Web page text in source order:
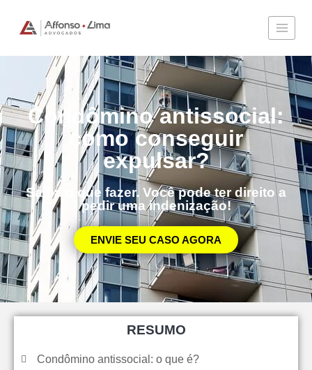
Condômino antissocial:
como conseguir
expulsar?
Saiba o que fazer. Você pode ter direito a
pedir uma indenização!
ENVIE SEU CASO AGORA
RESUMO
Condômino antissocial: o que é?